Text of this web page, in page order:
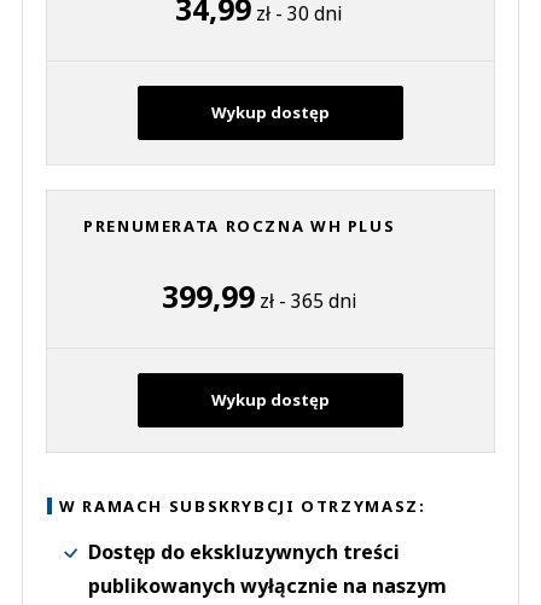
34,99 zł - 30 dni
Wykup dostęp
PRENUMERATA ROCZNA WH PLUS
399,99zł - 365 dni
Wykup dostęp
W RAMACH SUBSKRYBCJI OTRZYMASZ:
Dostęp do ekskluzywnych treści
publikowanych wyłącznie na naszym